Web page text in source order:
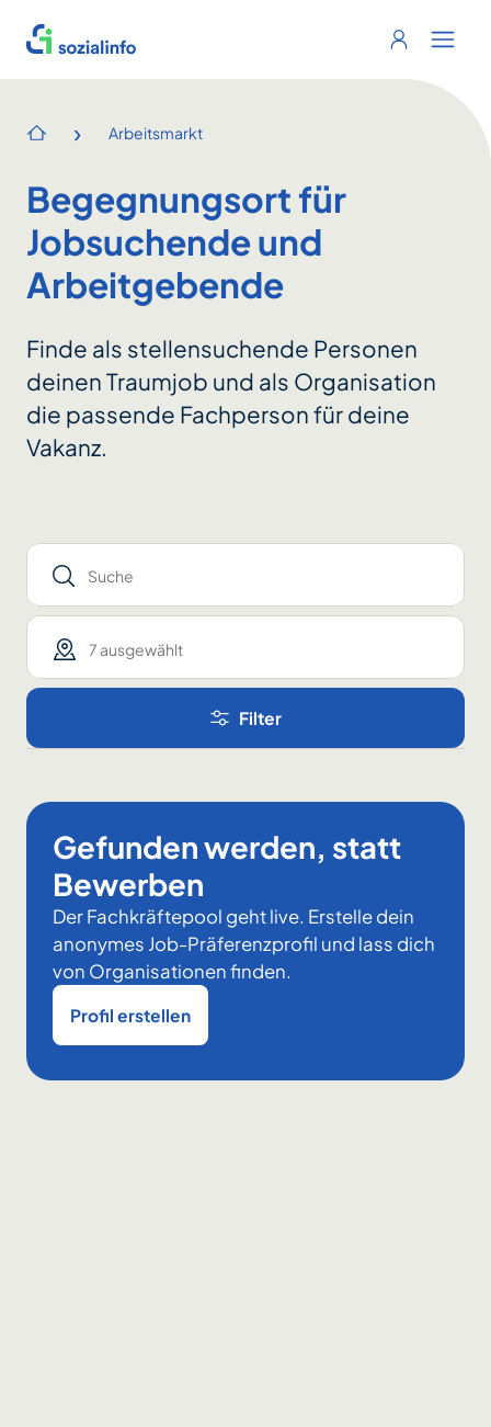
Sozialinfo
Login
Startseite
› Arbeitsmarkt
Begegnungsort für
Jobsuchende und
Arbeitgebende
Finde als stellensuchende Personen
deinen Traumjob und als Organisation
die passende Fachperson für deine
Vakanz.
Suche
7 ausgewählt
Filter
Gefunden werden, statt
Bewerben
Der Fachkräftepool geht live. Erstelle dein
anonymes Job-Präferenzprofil und lass dich
von Organisationen finden.
Profil erstellen